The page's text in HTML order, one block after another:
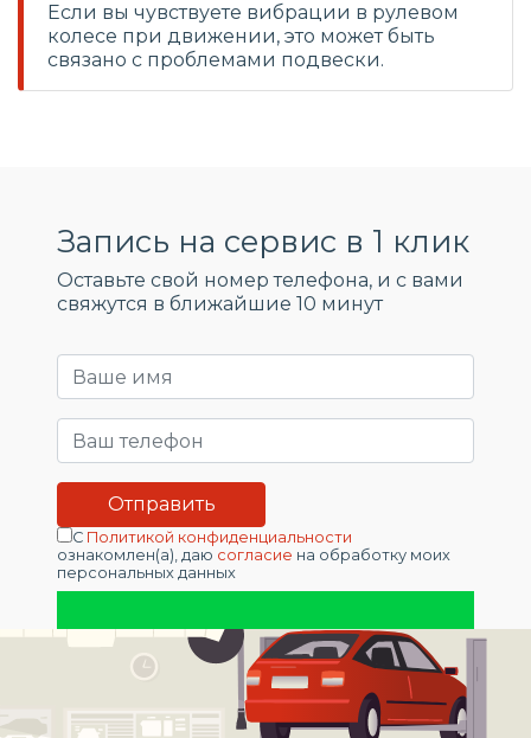
Если вы чувствуете вибрации в рулевом
колесе при движении, это может быть
связано с проблемами подвески.
Запись на сервис в 1 клик
Оставьте свой номер телефона, и c вами
свяжутся в ближайшие 10 минут
С Политикой конфиденциальности
ознакомлен(а), даю согласие на обработку моих
персональных данных